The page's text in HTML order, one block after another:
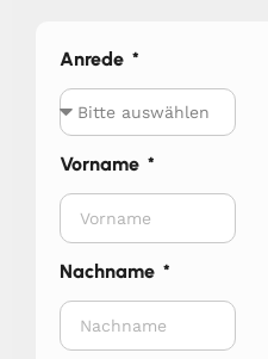
Anrede
Vorname
Nachname